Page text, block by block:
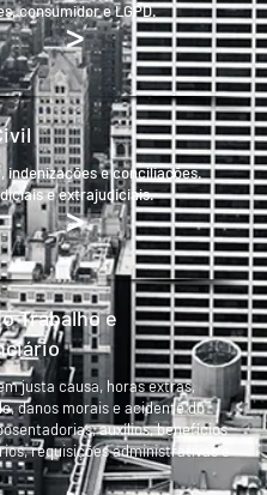
consumidor e LGPD.
>
indenizações e conciliações.
e extrajudiciais.
>
Trabalho e
justa causa, horas extras,
danos morais e acidente do
auxílios, benefícios
requisições administrativas e